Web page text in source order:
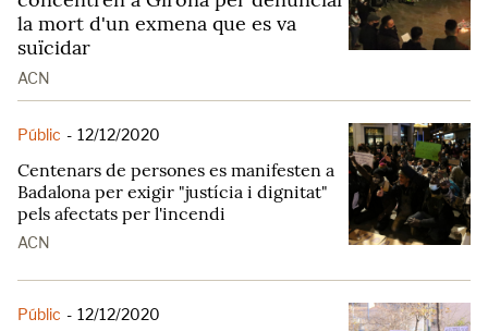
la mort d'un exmena que es va
suïcidar
ACN
Públic - 12/12/2020
Centenars de persones es manifesten a
Badalona per exigir "justícia i dignitat"
pels afectats per l'incendi
ACN
Públic - 12/12/2020